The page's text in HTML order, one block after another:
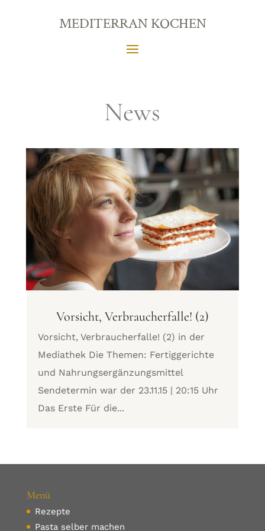
MEDITERRAN KOCHEN
News
Vorsicht, Verbraucherfalle! (2)
Vorsicht, Verbraucherfalle! (2) in der
Mediathek Die Themen: Fertiggerichte
und Nahrungsergänzungsmittel
Sendetermin war der 23.11.15 | 20:15 Uhr
Das Erste Für die...
Menü
Rezepte
Pasta selber machen